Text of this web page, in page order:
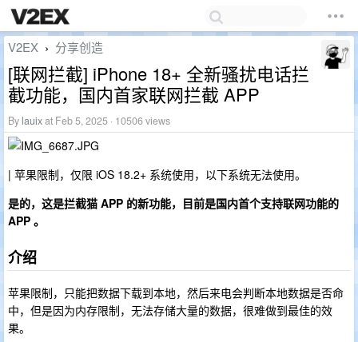
V2EX › 分享创造
[联网拦截] iPhone 18+ 全新骚扰电话拦
截功能，国内首家联网拦截 APP
By lauixat Feb 5, 2025 · 10506 views
| 苹果限制，仅限 iOS 18.2+ 系统使用，以下系统无法使用。
是的，这是拦截猫 APP 的新功能，目前是国内首个支持联网功能的
APP 。
介绍
苹果限制，只能把数据下载到本地，然后来电会判断本地数据是否命
中，但是因为内存限制，无法存储大量的数据，很难做到最佳的效
果。